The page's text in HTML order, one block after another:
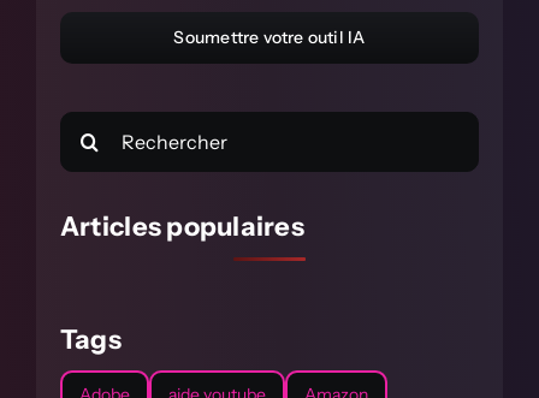
Soumettre votre outil IA
Rechercher:
Articles populaires
Tags